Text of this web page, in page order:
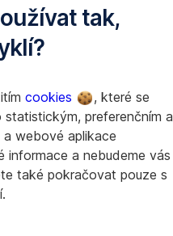
tak,
cookies
, které se
preferenčním a
webové aplikace
informace a nebudeme vás
také pokračovat pouze s